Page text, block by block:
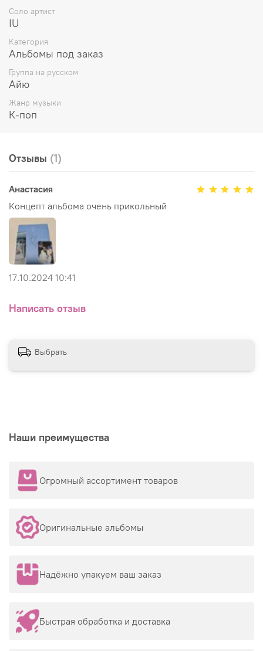
Соло артист
IU
Категория
Альбомы под заказ
Группа на русском
Айю
Жанр музыки
К-поп
Отзывы (1)
Анастасия
Концепт альбома очень прикольный
17.10.2024 10:41
Написать отзыв
Выбрать
Наши преимущества
Огромный ассортимент товаров
Оригинальные альбомы
Надёжно упакуем ваш заказ
Быстрая обработка и доставка